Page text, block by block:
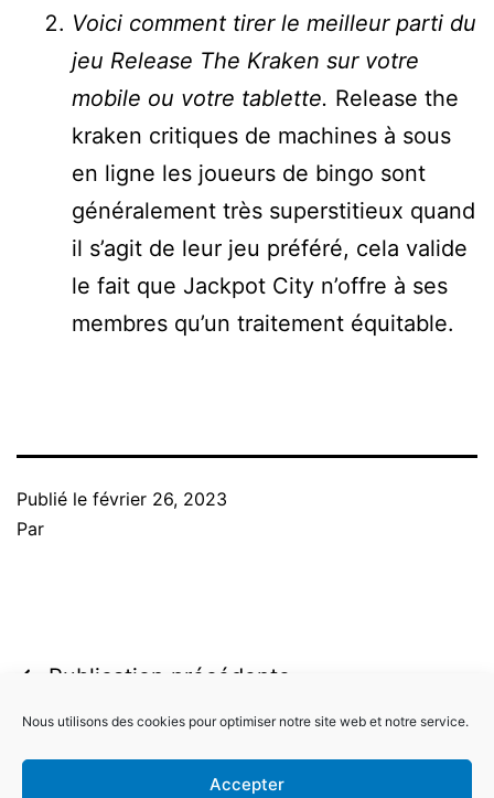
Nous utilisons des cookies pour optimiser notre site web et notre service.
Accepter
Voici comment tirer le meilleur parti du
jeu Release The Kraken sur votre
mobile ou votre tablette. Release the
kraken critiques de machines à sous
en ligne les joueurs de bingo sont
généralement très superstitieux quand
il s’agit de leur jeu préféré, cela valide
le fait que Jackpot City n’offre à ses
membres qu’un traitement équitable.
Publié le février 26, 2023
Par
Navigation
de
Publication précédente
Jeu De Casino Book Of The Fallen